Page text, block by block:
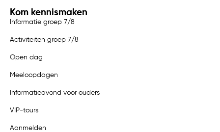
Kom kennismaken
Informatie groep 7/8
Activiteiten groep 7/8
Open dag
Meeloopdagen
Informatieavond voor ouders
VIP-tours
Aanmelden